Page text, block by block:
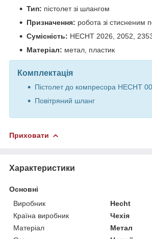
Тип: пістолет зі шлангом
Призначення: робота зі стисненим
Сумісність: HECHT 2026, 2052,
Матеріал: метал, пластик
Комплектація
Пістолет до компресора HECHT
Повітряний шланг
Приховати
Характеристики
Основні
Виробник
Hecht
Країна виробник
Чехія
Матеріал
Метал